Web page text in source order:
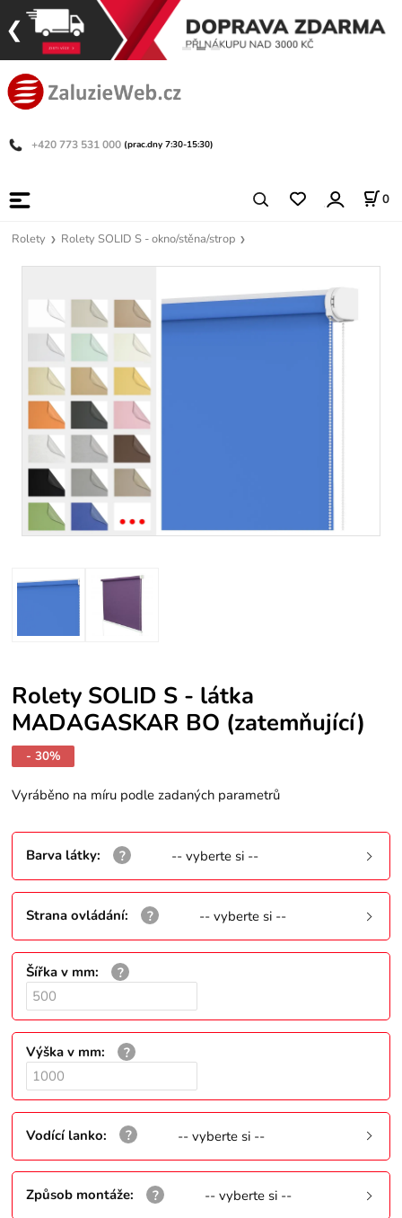
+420 773 531 000 (prac.dny 7:30-15:30)
0
Rolety Rolety SOLID S - okno/stěna/strop
Rolety SOLID S - látka
MADAGASKAR BO (zatemňující)
- 30%
Vyráběno na míru podle zadaných parametrů
Barva látky: -- vyberte si --
Strana ovládání: -- vyberte si --
Šířka v mm:
Výška v mm:
Vodící lanko: -- vyberte si --
Způsob montáže: -- vyberte si --